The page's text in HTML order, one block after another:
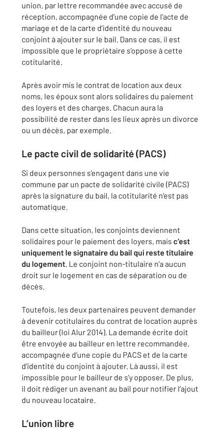
union, par lettre recommandée avec accusé de
réception, accompagnée d’une copie de l’acte de
mariage et de la carte d’identité du nouveau
conjoint à ajouter sur le bail. Dans ce cas, il est
impossible que le propriétaire s'oppose à cette
cotitularité.
Après avoir mis le contrat de location aux deux
noms, les époux sont alors solidaires du paiement
des loyers et des charges. Chacun aura la
possibilité de rester dans les lieux après un divorce
ou un décès, par exemple.
Le pacte civil de solidarité (PACS)
Si deux personnes s’engagent dans une vie
commune par un pacte de solidarité civile (PACS)
après la signature du bail, la cotitularité n’est pas
automatique.
Dans cette situation, les conjoints deviennent
solidaires pour le paiement des loyers, mais c’est
uniquement le signataire du bail qui reste titulaire
du logement. Le conjoint non-titulaire n’a aucun
droit sur le logement en cas de séparation ou de
décès.
Toutefois, les deux partenaires peuvent demander
à devenir cotitulaires du contrat de location auprès
du bailleur (loi Alur 2014). La demande écrite doit
être envoyée au bailleur en lettre recommandée,
accompagnée d’une copie du PACS et de la carte
d’identité du conjoint à ajouter. Là aussi, il est
impossible pour le bailleur de s’y opposer. De plus,
il doit rédiger un avenant au bail pour notifier l’ajout
du nouveau locataire.
L’union libre